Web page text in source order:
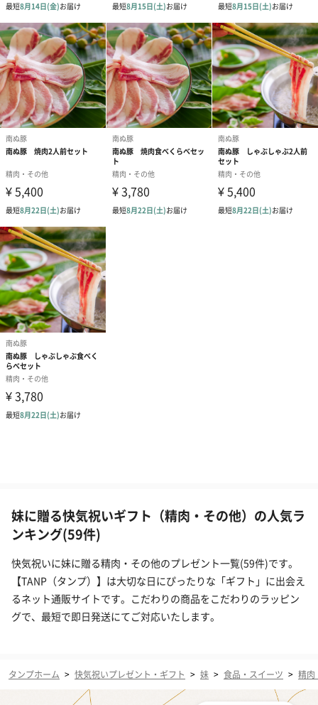
妹に贈る快気祝いギフト（精肉・その他）の人気ラ
ンキング(59件)
快気祝いに妹に贈る精肉・その他のプレゼント一覧(59件)です。
【TANP（タンプ）】は大切な日にぴったりな「ギフト」に出会え
るネット通販サイトです。こだわりの商品をこだわりのラッピン
グで、最短で即日発送にてご対応いたします。
タンプホーム > 快気祝いプレゼント・ギフト > 妹 > 食品・スイーツ > 精肉